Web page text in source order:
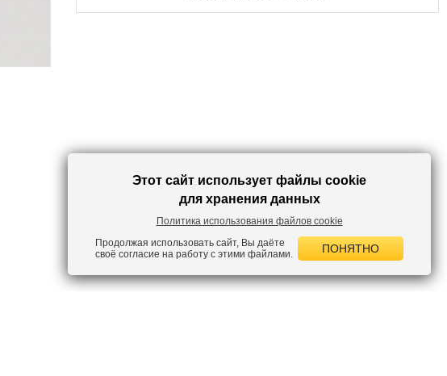
Этот сайт использует файлы cookie
для хранения данных
Политика использования файлов cookie
Продолжая использовать сайт, Вы даёте
своё согласие на работу с этими файлами.
ПОНЯТНО